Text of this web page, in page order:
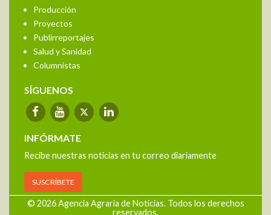
Producción
Proyectos
Publirreportajes
Salud y Sanidad
Columnistas
SÍGUENOS
INFÓRMATE
Recibe nuestras noticias en tu correo diariamente
SUSCRÍBETE
© 2026 Agencia Agraria de Noticias. Todos los derechos
reservados.